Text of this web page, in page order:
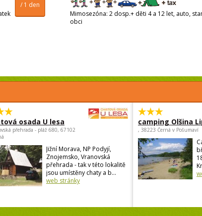
/ 1 den
Mimosezóna: 2 dosp.+ děti 4 a 12 let, auto,
obci
osada U lesa
přehrada - pláž 680, 67102
Jižní Morava, NP Podyjí,
Znojemsko, Vranovská
přehrada - tak v této lokalitě
jsou umístěny chaty a b...
web stránky
camping Olšina
, 38223 Černá v Pošumaví